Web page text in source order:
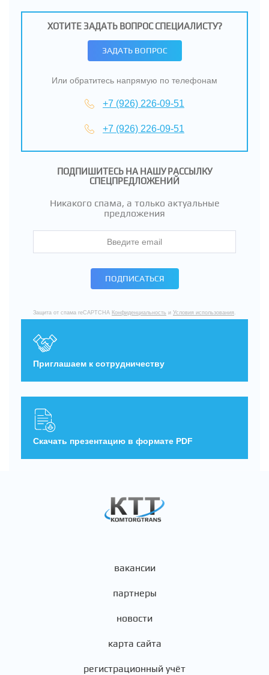
ХОТИТЕ ЗАДАТЬ ВОПРОС СПЕЦИАЛИСТУ?
ЗАДАТЬ ВОПРОС
Или обратитесь напрямую по телефонам
+7 (926) 226-09-51
+7 (926) 226-09-51
ПОДПИШИТЕСЬ НА НАШУ РАССЫЛКУ
СПЕЦПРЕДЛОЖЕНИЙ
Никакого спама, а только актуальные
предложения
ПОДПИСАТЬСЯ
Защита от спама reCAPTCHA Конфиденциальность и Условия использования .
Приглашаем к сотрудничеству
Скачать презентацию в формате PDF
вакансии
партнеры
новости
карта сайта
регистрационный учёт